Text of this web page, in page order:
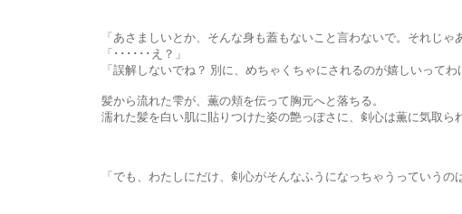
「あさましいとか、そんな身も蓋もないこと言わないで。それじゃあわ
「･･････え？」
「誤解しないでね？ 別に、めちゃくちゃにされるのが嬉しいってわけじ
髪から流れた雫が、薫の頬を伝って胸元へと落ちる。
濡れた髪を白い肌に貼りつけた姿の艶っぽさに、剣心は薫に気取られな
「でも、わたしにだけ、剣心がそんなふうになっちゃうっていうのは･･･